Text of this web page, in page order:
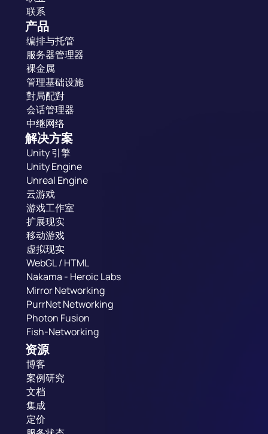
联系
产品
编排与托管
服务器管理器
裸金属
管理基础设施
對局配對
会话管理器
中继网络
解决方案
Unity 引擎
Unity Engine
Unreal Engine
云游戏
游戏工作室
扩展现实
移动游戏
虚拟现实
WebGL / HTML
Nakama - Heroic Labs
Mirror Networking
PurrNet Networking
Photon Fusion
Fish-Networking
资源
博客
案例研究
文档
集成
定价